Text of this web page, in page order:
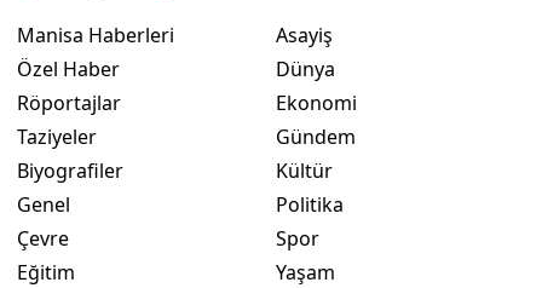
Manisa Haberleri
Özel Haber
Röportajlar
Taziyeler
Biyografiler
Genel
Çevre
Eğitim
Asayiş
Dünya
Ekonomi
Gündem
Kültür
Politika
Spor
Yaşam